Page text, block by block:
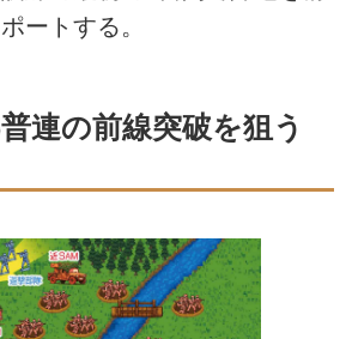
ートする。
連の前線突破を狙う